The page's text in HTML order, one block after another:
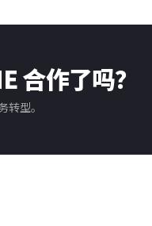
合作了吗？
型。